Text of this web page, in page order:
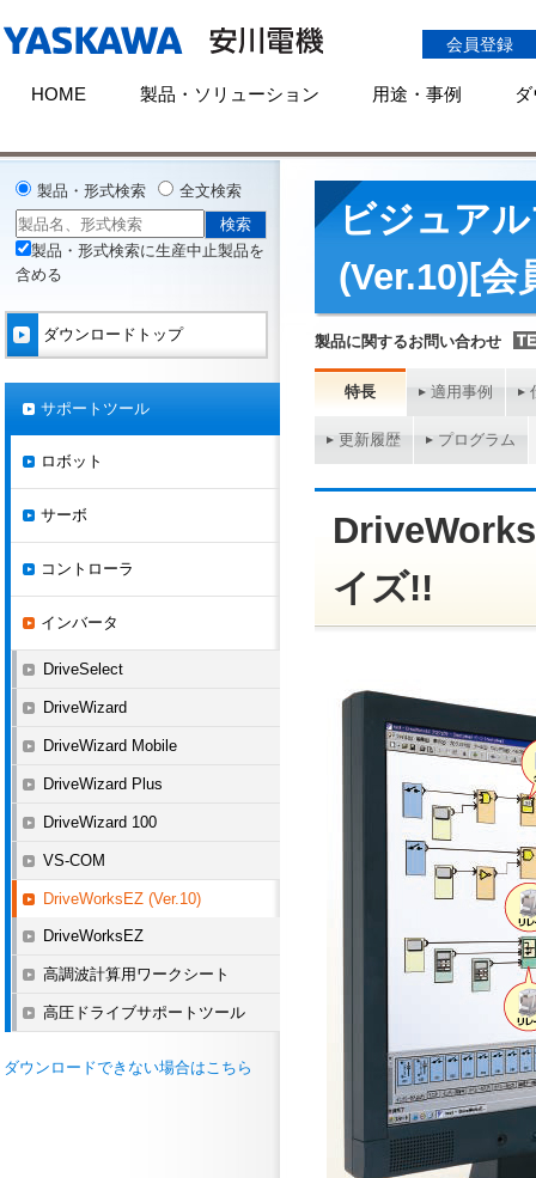
会員登録
HOME 製品・ソリューション 用途・事例
ビジュア
(Ver.10)[会
製品に関するお問い合わせ
特長 適用事例
更新履歴 プログラム
イズ!!
製品・形式検索 全文検索
製品・形式検索に生産中止製品を
含める
ダウンロードトップ
サポートツール
ロボット
サーボ
コントローラ
インバータ
DriveSelect
DriveWizard
DriveWizard Mobile
DriveWizard Plus
DriveWizard 100
VS-COM
DriveWorksEZ (Ver.10)
DriveWorksEZ
高調波計算用ワークシート
高圧ドライブサポートツール
ダウンロードできない場合はこちら